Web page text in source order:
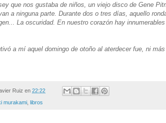
que nos gustaba de niños, un viejo disco de Gene
a ninguna parte. Durante dos o tres días, aquello
La oscuridad. En nuestro corazón hay
a mí aquel domingo de otoño al aterdecer fue, ni
Ruiz en 22:22
murakami libros